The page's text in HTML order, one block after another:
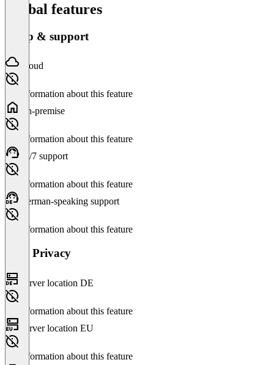
Global features
Setup & support
Cloud
No information about this feature
On-premise
No information about this feature
24/7 support
No information about this feature
German-speaking support
No information about this feature
Data Privacy
Server location DE
No information about this feature
Server location EU
No information about this feature